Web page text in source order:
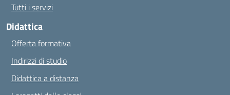
Tutti i servizi
Didattica
Offerta formativa
Indirizzi di studio
Didattica a distanza